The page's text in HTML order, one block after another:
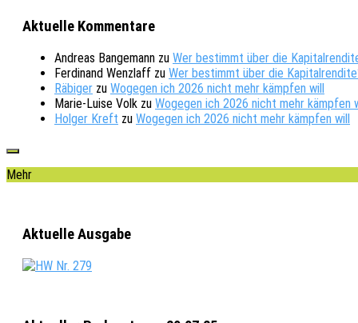
Aktuelle Kommentare
Andreas Bangemann zu Wer bestimmt über die
Ferdinand Wenzlaff zu Wer bestimmt über die
Räbiger zu Wogegen ich 2026 nicht mehr kämpfen will
Marie-Luise Volk zu Wogegen ich 2026 nicht mehr kämpfen
Holger Kreft zu Wogegen ich 2026 nicht mehr kämpfen will
Mehr
Aktuelle Ausgabe